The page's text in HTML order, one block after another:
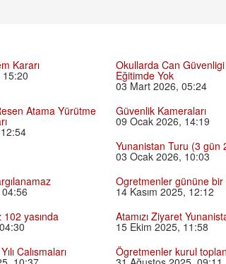
Kararı Okullarda Can
Eğitimde Yok
03 Mart 2026, 05:24
Atama Yürütme Güvenlik Kameraları
09 Ocak 2026, 14:19
Yunanistan Turu (3 gün
03 Ocak 2026, 10:03
Ogretmenler gününe bir
14 Kasım 2025, 12:12
yasında Atamızı Ziyaret
15 Ekim 2025, 11:58
Calısmaları Ögretmenler kurul